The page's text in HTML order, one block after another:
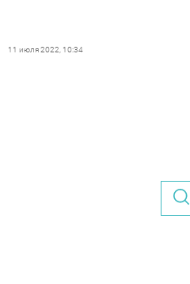
11 июля 2022, 10:34